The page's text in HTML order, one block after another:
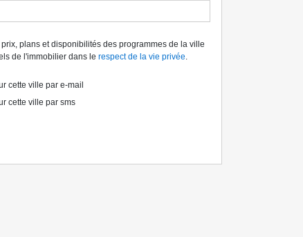
plans et disponibilités des programmes de la ville
de l'immobilier dans le respect de la vie privée.
cette ville par e-mail
cette ville par sms